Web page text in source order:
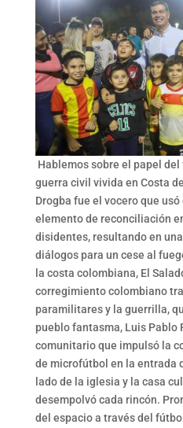
Hablemos sobre el papel
guerra civil vivida en Costa
Drogba fue el vocero que
elemento de reconciliación
disidentes, resultando en
diálogos para un cese al
la costa colombiana, El
corregimiento colombiano
paramilitares y la guerrilla,
pueblo fantasma, Luis Pablo
comunitario que impulsó la
de microfútbol en la entrada
lado de la iglesia y la casa
desempolvó cada rincón.
del espacio a través del